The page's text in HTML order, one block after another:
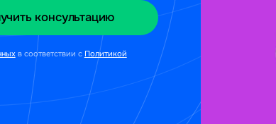
в соответствии с Политикой